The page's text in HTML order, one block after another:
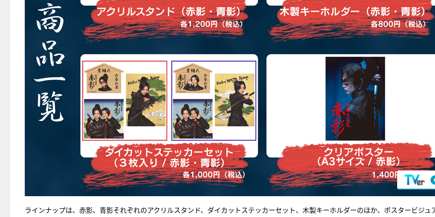
ラインナップは、赤影、青影それぞれのアクリルスタンド、ダイカットステッカーセット、木製キーホルダーのほか、ポスタービジュ